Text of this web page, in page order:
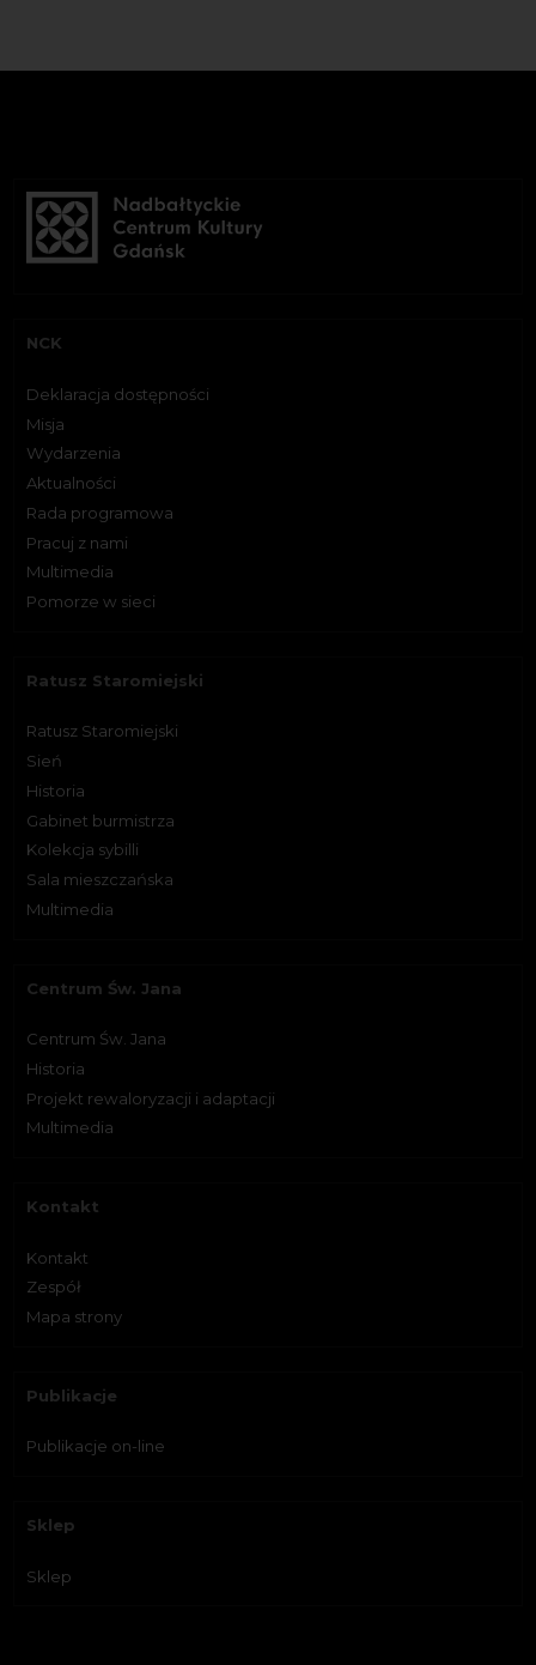
NCK
Deklaracja dostępności
Misja
Wydarzenia
Aktualności
Rada programowa
Pracuj z nami
Multimedia
Pomorze w sieci
Ratusz Staromiejski
Ratusz Staromiejski
Sień
Historia
Gabinet burmistrza
Kolekcja sybilli
Sala mieszczańska
Multimedia
Centrum Św. Jana
Centrum Św. Jana
Historia
Projekt rewaloryzacji i adaptacji
Multimedia
Kontakt
Kontakt
Zespół
Mapa strony
Publikacje
Publikacje on-line
Sklep
Sklep